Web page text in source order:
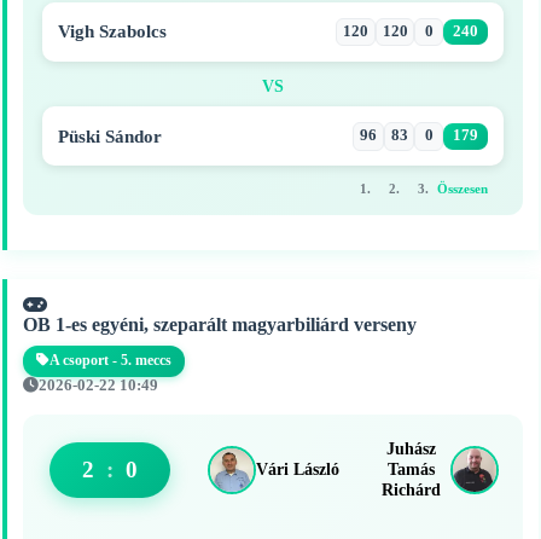
Vigh Szabolcs 120 120 0 240
VS
Püski Sándor 96 83 0 179
1. 2. 3. Összesen
OB 1-es egyéni, szeparált magyarbiliárd verseny
A csoport - 5. meccs
2026-02-22 10:49
Vári László
2 : 0
Juhász
Tamás
Richárd